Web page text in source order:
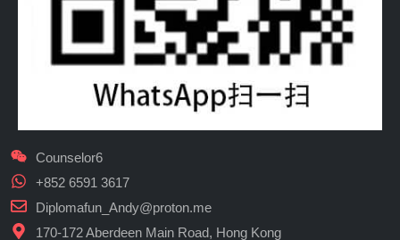
Counselor6
+852 6591 3617
Diplomafun_Andy@proton.me
170-172 Aberdeen Main Road, Hong Kong